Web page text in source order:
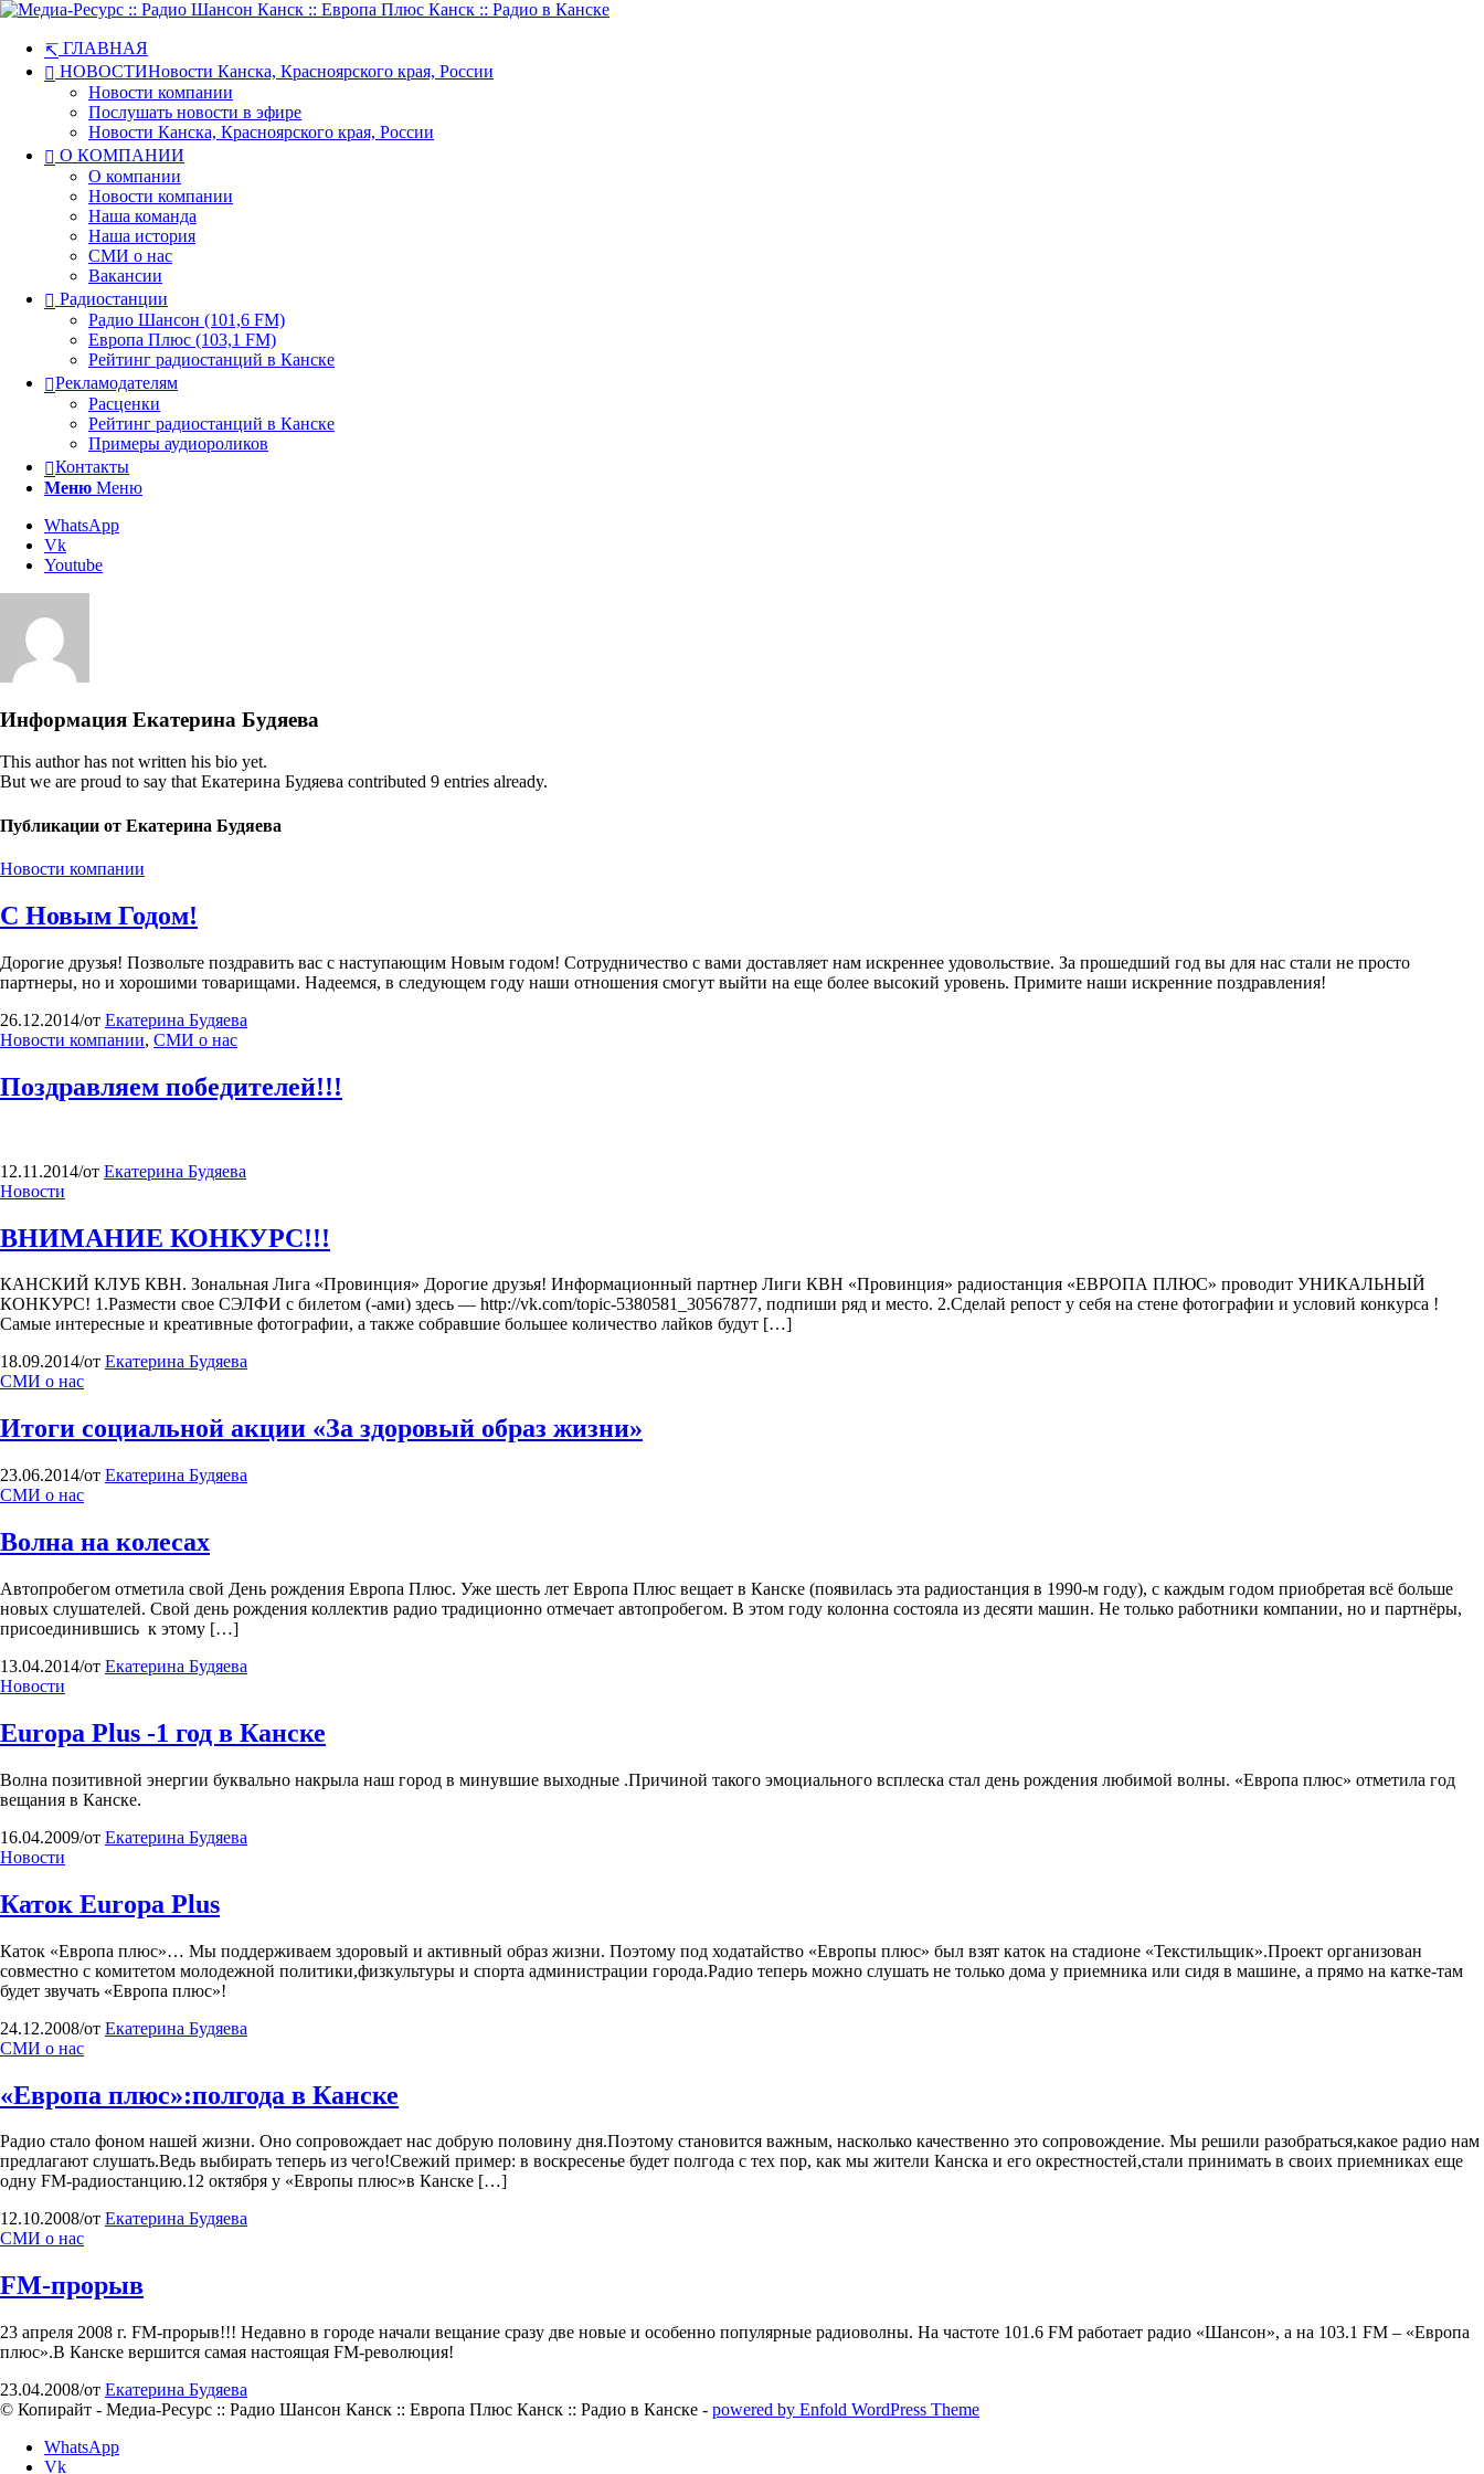
ГЛАВНАЯ
НОВОСТИНовости Канска, Красноярского края, России
Новости компании
Послушать новости в эфире
Новости Канска, Красноярского края, России
О КОМПАНИИ
О компании
Новости компании
Наша команда
Наша история
СМИ о нас
Вакансии
Радиостанции
Радио Шансон (101,6 FM)
Европа Плюс (103,1 FM)
Рейтинг радиостанций в Канске
Рекламодателям
Расценки
Рейтинг радиостанций в Канске
Примеры аудиороликов
Контакты
Меню Меню
WhatsApp
Vk
Youtube
Информация Екатерина Будяева
This author has not written his bio yet.
But we are proud to say thatЕкатерина Будяева contributed 9 entries already.
Публикации от Екатерина Будяева
Новости компании
С Новым Годом!
Дорогие друзья! Позвольте поздравить вас с наступающим Новым годом! Сотрудничество с вами доставляет нам искреннее удовольствие. За прошедший год вы для нас стали не просто
партнеры, но и хорошими товарищами. Надеемся, в следующем году наши отношения смогут выйти на еще более высокий уровень. Примите наши искренние поздравления!
26.12.2014/от Екатерина Будяева
Новости компании, СМИ о нас
Поздравляем победителей!!!
12.11.2014/от Екатерина Будяева
Новости
ВНИМАНИЕ КОНКУРС!!!
КАНСКИЙ КЛУБ КВН. Зональная Лига «Провинция» Дорогие друзья! Информационный партнер Лиги КВН «Провинция» радиостанция «ЕВРОПА ПЛЮС» проводит УНИКАЛЬНЫЙ
КОНКУРС! 1.Размести свое СЭЛФИ с билетом (-ами) здесь — http://vk.com/topic-5380581_30567877, подпиши ряд и место. 2.Сделай репост у себя на стене фотографии и условий конкурса !
Самые интересные и креативные фотографии, а также собравшие большее количество лайков будут […]
18.09.2014/от Екатерина Будяева
СМИ о нас
Итоги социальной акции «За здоровый образ жизни»
23.06.2014/от Екатерина Будяева
СМИ о нас
Волна на колесах
Автопробегом отметила свой День рождения Европа Плюс. Уже шесть лет Европа Плюс вещает в Канске (появилась эта радиостанция в 1990-м году), с каждым годом приобретая всё больше
новых слушателей. Свой день рождения коллектив радио традиционно отмечает автопробегом. В этом году колонна состояла из десяти машин. Не только работники компании, но и партнёры,
присоединившись к этому […]
13.04.2014/от Екатерина Будяева
Новости
Europa Plus -1 год в Канске
Волна позитивной энергии буквально накрыла наш город в минувшие выходные .Причиной такого эмоциального всплеска стал день рождения любимой волны. «Европа плюс» отметила год
вещания в Канске.
16.04.2009/от Екатерина Будяева
Новости
Каток Europa Plus
Каток «Европа плюс»… Мы поддерживаем здоровый и активный образ жизни. Поэтому под ходатайство «Европы плюс» был взят каток на стадионе «Текстильщик».Проект организован
совместно с комитетом молодежной политики,физкультуры и спорта администрации города.Радио теперь можно слушать не только дома у приемника или сидя в машине, а прямо на катке-там
будет звучать «Европа плюс»!
24.12.2008/от Екатерина Будяева
СМИ о нас
«Европа плюс»:полгода в Канске
Радио стало фоном нашей жизни. Оно сопровождает нас добрую половину дня.Поэтому становится важным, насколько качественно это сопровождение. Мы решили разобраться,какое радио нам
предлагают слушать.Ведь выбирать теперь из чего!Свежий пример: в воскресенье будет полгода с тех пор, как мы жители Канска и его окрестностей,стали принимать в своих приемниках еще
одну FM-радиостанцию.12 октября у «Европы плюс»в Канске […]
12.10.2008/от Екатерина Будяева
СМИ о нас
FM-прорыв
23 апреля 2008 г. FM-прорыв!!! Недавно в городе начали вещание сразу две новые и особенно популярные радиоволны. На частоте 101.6 FM работает радио «Шансон», а на 103.1 FM – «Европа
плюс».В Канске вершится самая настоящая FM-революция!
23.04.2008/от Екатерина Будяева
© Копирайт - Медиа-Ресурс :: Радио Шансон Канск :: Европа Плюс Канск :: Радио в Канске - powered by Enfold WordPress Theme
WhatsApp
Vk